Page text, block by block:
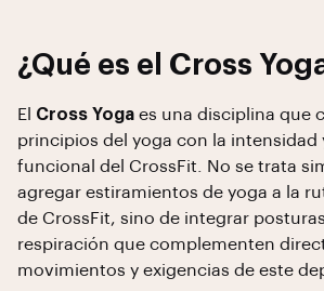
¿Qué es el Cross
El Cross Yoga es una disciplina que
principios del yoga con la intensidad
funcional del CrossFit. No se trata
agregar estiramientos de yoga a la
de CrossFit, sino de integrar
respiración que complementen
movimientos y exigencias de este